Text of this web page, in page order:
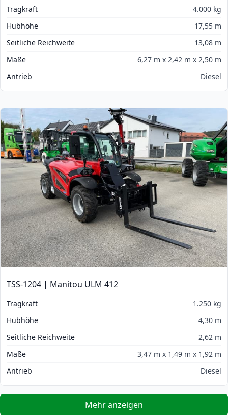
Tragkraft
4.000 kg
Hubhöhe
17,55 m
Seitliche Reichweite
13,08 m
Maße
6,27 m x 2,42 m x 2,50 m
Antrieb
Diesel
TSS-1204 | Manitou ULM 412
Tragkraft
1.250 kg
Hubhöhe
4,30 m
Seitliche Reichweite
2,62 m
Maße
3,47 m x 1,49 m x 1,92 m
Antrieb
Diesel
Mehr anzeigen